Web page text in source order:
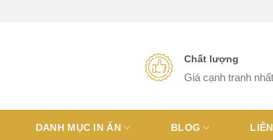
Chất lượng
Giá cạnh tranh nhất
DANH MỤC IN ẤN BLOG